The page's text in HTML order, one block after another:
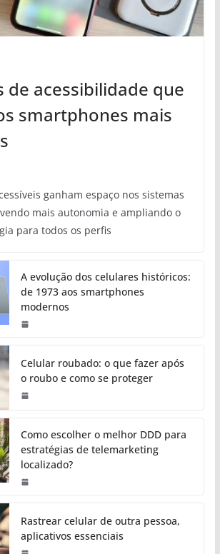
de acessibilidade que
smartphones mais
ganham espaço nos sistemas
mais autonomia e ampliando o
para todos os perfis
A evolução dos celulares históricos:
de 1973 aos smartphones
modernos
Celular roubado: o que fazer após
o roubo e como se proteger
Como escolher o melhor DDD para
estratégias de telemarketing
localizado?
Rastrear celular de outra pessoa,
aplicativos essenciais